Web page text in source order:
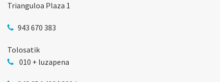
Trianguloa Plaza 1
943 670 383
Tolosatik
010 + luzapena